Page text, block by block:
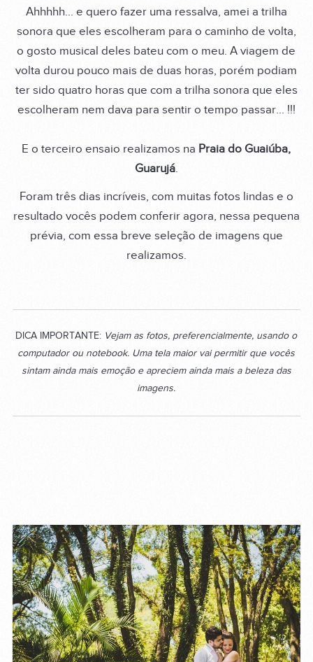
Ahhhhh... e quero fazer uma ressalva, amei a trilha
sonora que eles escolheram para o caminho de volta,
o gosto musical deles bateu com o meu. A viagem de
volta durou pouco mais de duas horas, porém podiam
ter sido quatro horas que com a trilha sonora que eles
escolheram nem dava para sentir o tempo passar... !!!
E o terceiro ensaio realizamos na Praia do Guaiúba,
Guarujá.
Foram três dias incríveis, com muitas fotos lindas e o
resultado vocês podem conferir agora, nessa pequena
prévia, com essa breve seleção de imagens que
realizamos.
DICA IMPORTANTE: Vejam as fotos, preferencialmente, usando o
computador ou notebook. Uma tela maior vai permitir que vocês
sintam ainda mais emoção e apreciem ainda mais a beleza das
imagens.